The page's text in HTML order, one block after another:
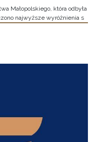
Małopolskiego, która odbyła
najwyższe wyróżnienia s